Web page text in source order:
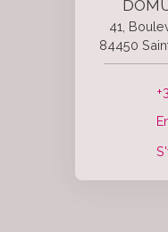
41,
84450